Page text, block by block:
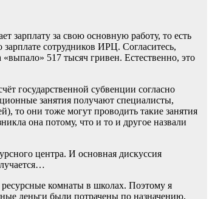
за свою основную работу, то есть
сотрудников ИРЦ. Согласитесь,
517 тысяч гривен. Естественно, это
государственной субвенции согласно
занятия получают специалисты,
то они тоже могут проводить такие занятия
она потому, что и то и другое назвали
центра. И основная дискуссия
комнаты в школах. Поэтому я
деньги были потрачены по назначению,